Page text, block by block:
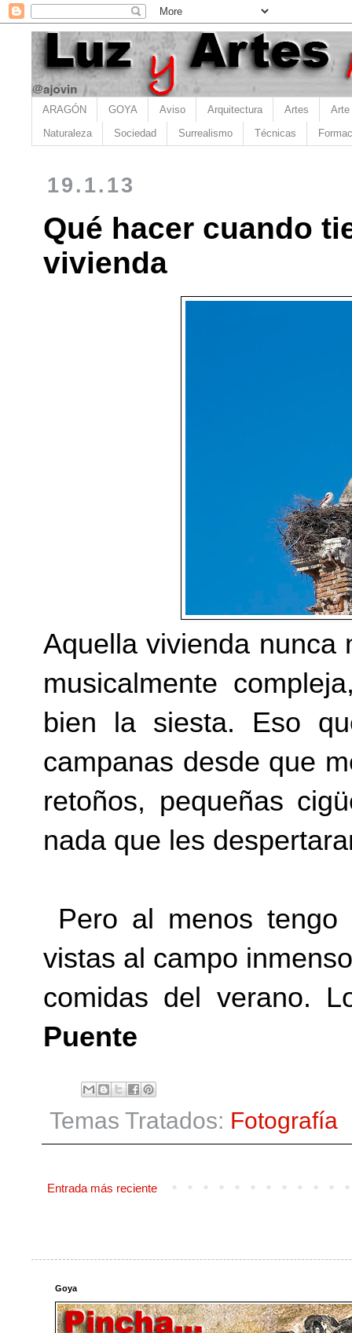
ARAGÓN GOYA Aviso Arquitectura Artes Arte
Naturaleza Sociedad Surrealismo Técnicas
19.1.13
Qué hacer cuando
vivienda
Aquella vivienda nunca
musicalmente
bien la siesta. Eso
campanas desde que
retoños, pequeñas
nada que les
Pero al menos
vistas al campo
comidas del verano.
Puente
Temas Tratados: Fotografía
Entrada más reciente
Goya